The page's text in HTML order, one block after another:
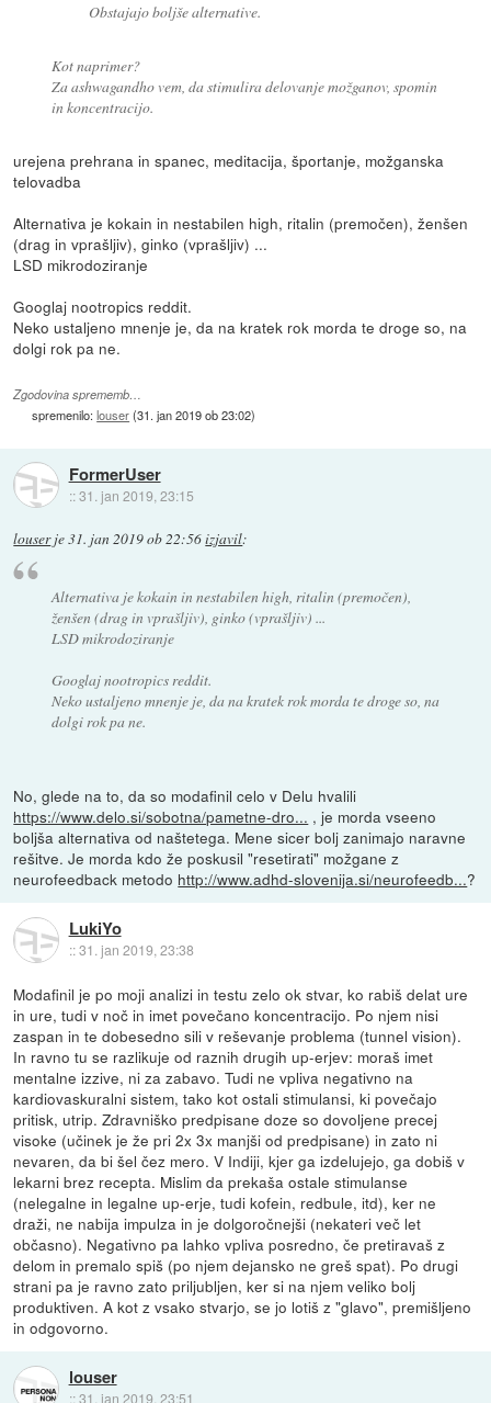
Obstajajo boljše alternative.
Kot naprimer?
Za ashwagandho vem, da stimulira delovanje možganov, spomin
in koncentracijo.
urejena prehrana in spanec, meditacija, športanje, možganska
telovadba
Alternativa je kokain in nestabilen high, ritalin (premočen), ženšen
(drag in vprašljiv), ginko (vprašljiv) ...
LSD mikrodoziranje
Googlaj nootropics reddit.
Neko ustaljeno mnenje je, da na kratek rok morda te droge so, na
dolgi rok pa ne.
Zgodovina sprememb…
spremenilo:louser(31. jan 2019 ob 23:02)
FormerUser
::31. jan 2019, 23:15
louserje31. jan 2019 ob 22:56izjavil:
Alternativa je kokain in nestabilen high, ritalin (premočen),
ženšen (drag in vprašljiv), ginko (vprašljiv) ...
LSD mikrodoziranje
Googlaj nootropics reddit.
Neko ustaljeno mnenje je, da na kratek rok morda te droge so, na
dolgi rok pa ne.
No, glede na to, da so modafinil celo v Delu hvalili
https://www.delo.si/sobotna/pametne-dro... , je morda vseeno
boljša alternativa od naštetega. Mene sicer bolj zanimajo naravne
rešitve. Je morda kdo že poskusil "resetirati" možgane z
neurofeedback metodo http://www.adhd-slovenija.si/neurofeedb...?
LukiYo
::31. jan 2019, 23:38
Modafinil je po moji analizi in testu zelo ok stvar, ko rabiš delat ure
in ure, tudi v noč in imet povečano koncentracijo. Po njem nisi
zaspan in te dobesedno sili v reševanje problema (tunnel vision).
In ravno tu se razlikuje od raznih drugih up-erjev: moraš imet
mentalne izzive, ni za zabavo. Tudi ne vpliva negativno na
kardiovaskuralni sistem, tako kot ostali stimulansi, ki povečajo
pritisk, utrip. Zdravniško predpisane doze so dovoljene precej
visoke (učinek je že pri 2x 3x manjši od predpisane) in zato ni
nevaren, da bi šel čez mero. V Indiji, kjer ga izdelujejo, ga dobiš v
lekarni brez recepta. Mislim da prekaša ostale stimulanse
(nelegalne in legalne up-erje, tudi kofein, redbule, itd), ker ne
draži, ne nabija impulza in je dolgoročnejši (nekateri več let
občasno). Negativno pa lahko vpliva posredno, če pretiravaš z
delom in premalo spiš (po njem dejansko ne greš spat). Po drugi
strani pa je ravno zato priljubljen, ker si na njem veliko bolj
produktiven. A kot z vsako stvarjo, se jo lotiš z "glavo", premišljeno
in odgovorno.
louser
::31. jan 2019, 23:51